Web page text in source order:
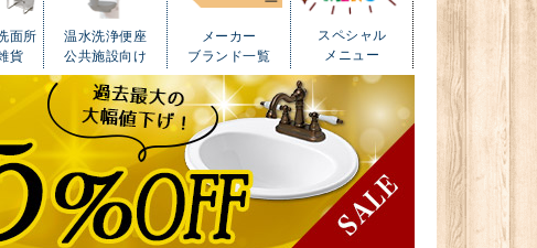
面所
貨
温水洗浄便座
公共施設向け
メーカー
ブランド一覧
スペシャル
メニュー